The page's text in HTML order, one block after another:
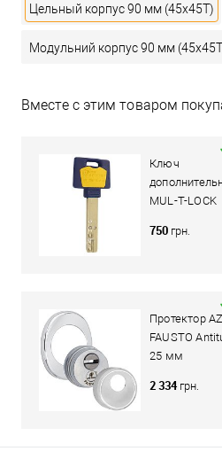
Цельный корпус 90 мм (45x45T)
Модульний корпус 90 мм
Вместе с этим товаром
Ключ
MUL-T-LOCK
MTL600/
750 грн.
Протектор
FAUSTO
25 мм
овальный
хром
2 334 грн.